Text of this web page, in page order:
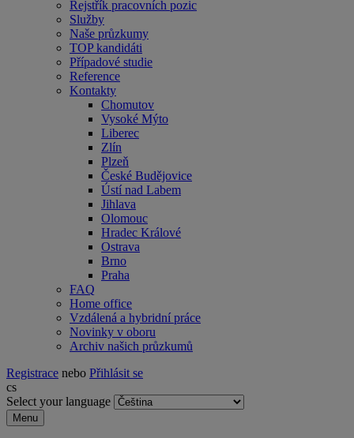
Rejstřík pracovních pozic
Služby
Naše průzkumy
TOP kandidáti
Případové studie
Reference
Kontakty
Chomutov
Vysoké Mýto
Liberec
Zlín
Plzeň
České Budějovice
Ústí nad Labem
Jihlava
Olomouc
Hradec Králové
Ostrava
Brno
Praha
FAQ
Home office
Vzdálená a hybridní práce
Novinky v oboru
Archiv našich průzkumů
Registrace nebo Přihlásit se
cs
Select your language
Menu